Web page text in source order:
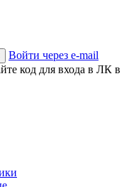
Войти через e-mail
код для входа в ЛК в